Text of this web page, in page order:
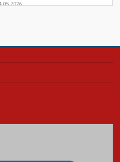
como foi o culto mensal